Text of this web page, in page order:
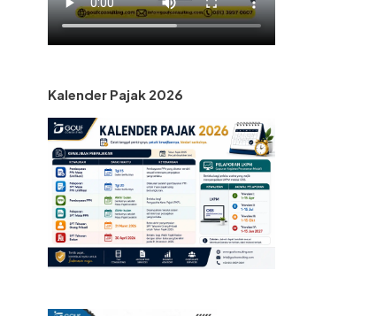
Kalender Pajak 2026